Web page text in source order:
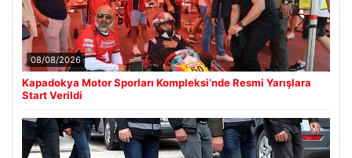
08/08/2026
Kapadokya Motor Sporları Kompleksi’nde Resmi Yarışlara
Start Verildi